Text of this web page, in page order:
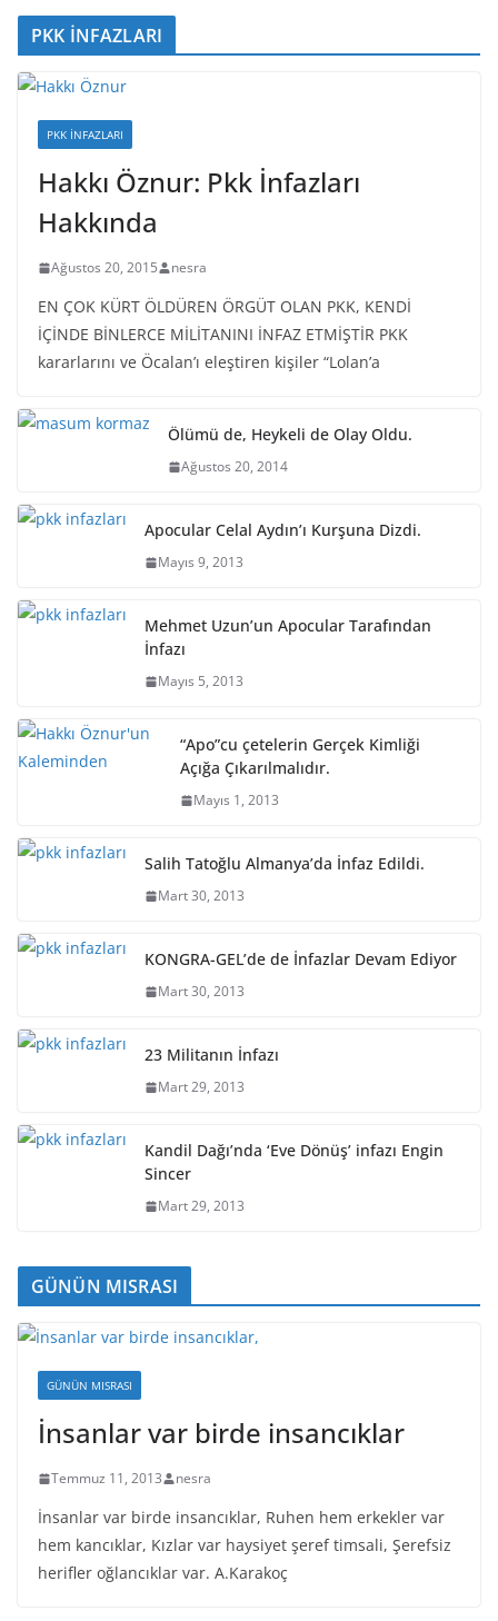
PKK İNFAZLARI
PKK İNFAZLARI
Hakkı Öznur: Pkk İnfazları
Hakkında
Ağustos 20, 2015 nesra
EN ÇOK KÜRT ÖLDÜREN ÖRGÜT OLAN PKK, KENDİ
İÇİNDE BİNLERCE MİLİTANINI İNFAZ ETMİŞTİR PKK
kararlarını ve Öcalan’ı eleştiren kişiler “Lolan’a
Ölümü de, Heykeli de Olay Oldu.
Ağustos 20, 2014
Apocular Celal Aydın’ı Kurşuna Dizdi.
Mayıs 9, 2013
Mehmet Uzun’un Apocular Tarafından
İnfazı
Mayıs 5, 2013
“Apo”cu çetelerin Gerçek Kimliği
Açığa Çıkarılmalıdır.
Mayıs 1, 2013
Salih Tatoğlu Almanya’da İnfaz Edildi.
Mart 30, 2013
KONGRA-GEL’de de İnfazlar Devam Ediyor
Mart 30, 2013
23 Militanın İnfazı
Mart 29, 2013
Kandil Dağı’nda ‘Eve Dönüş’ infazı Engin
Sincer
Mart 29, 2013
GÜNÜN MISRASI
GÜNÜN MISRASI
İnsanlar var birde insancıklar
Temmuz 11, 2013 nesra
İnsanlar var birde insancıklar, Ruhen hem erkekler var
hem kancıklar, Kızlar var haysiyet şeref timsali, Şerefsiz
herifler oğlancıklar var. A.Karakoç